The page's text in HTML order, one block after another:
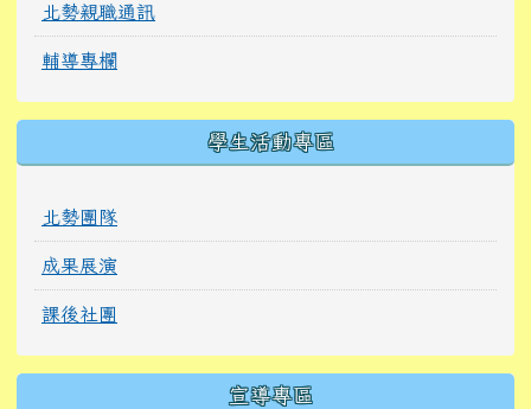
北勢親職通訊
輔導專欄
學生活動專區
北勢團隊
成果展演
課後社團
宣導專區